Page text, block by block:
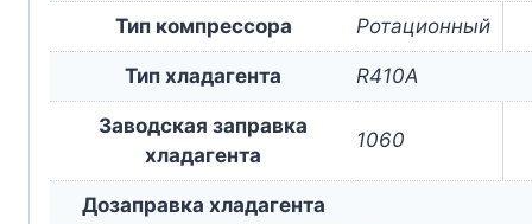
Тип компрессора Ротационный
Тип хладагента R410A
Заводская заправка
хладагента
1060
Дозаправка хладагента